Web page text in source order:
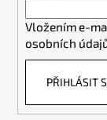
Vložením e-
osobních
PŘIHLÁSIT